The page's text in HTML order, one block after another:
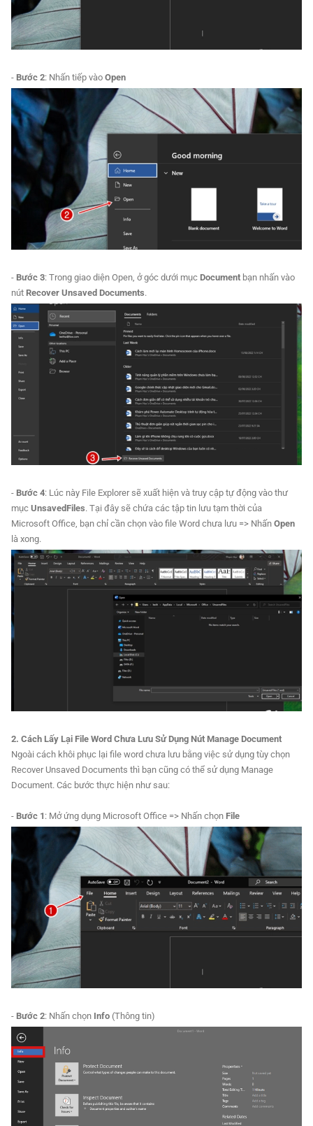
- Bước 2: Nhấn tiếp vào Open
- Bước 3: Trong giao diện Open, ở góc dưới mục Document bạn nhấn vào
nút Recover Unsaved Documents.
- Bước 4: Lúc này File Explorer sẽ xuất hiện và truy cập tự động vào thư
mục UnsavedFiles. Tại đây sẽ chứa các tập tin lưu tạm thời của
Microsoft Office, bạn chỉ cần chọn vào file Word chưa lưu => Nhấn Open
là xong.
2. Cách Lấy Lại File Word Chưa Lưu Sử Dụng Nút Manage Document
Ngoài cách khôi phục lại file word chưa lưu bằng việc sử dụng tùy chọn
Recover Unsaved Documents thì bạn cũng có thể sử dụng Manage
Document. Các bước thực hiện như sau:
- Bước 1 : Mở ứng dụng Microsoft Office => Nhấn chọn File
- Bước 2: Nhấn chọn Info (Thông tin)